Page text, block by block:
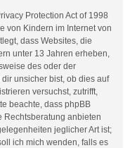
Protection Act of 1998
von Kindern im Internet von
dass Websites, die
unter 13 Jahren erheben,
des oder der
unsicher bist, ob dies auf
versuchst, zutrifft,
beachte, dass phpBB
Rechtsberatung anbieten
jeglicher Art ist;
ich mich wenden, falls es